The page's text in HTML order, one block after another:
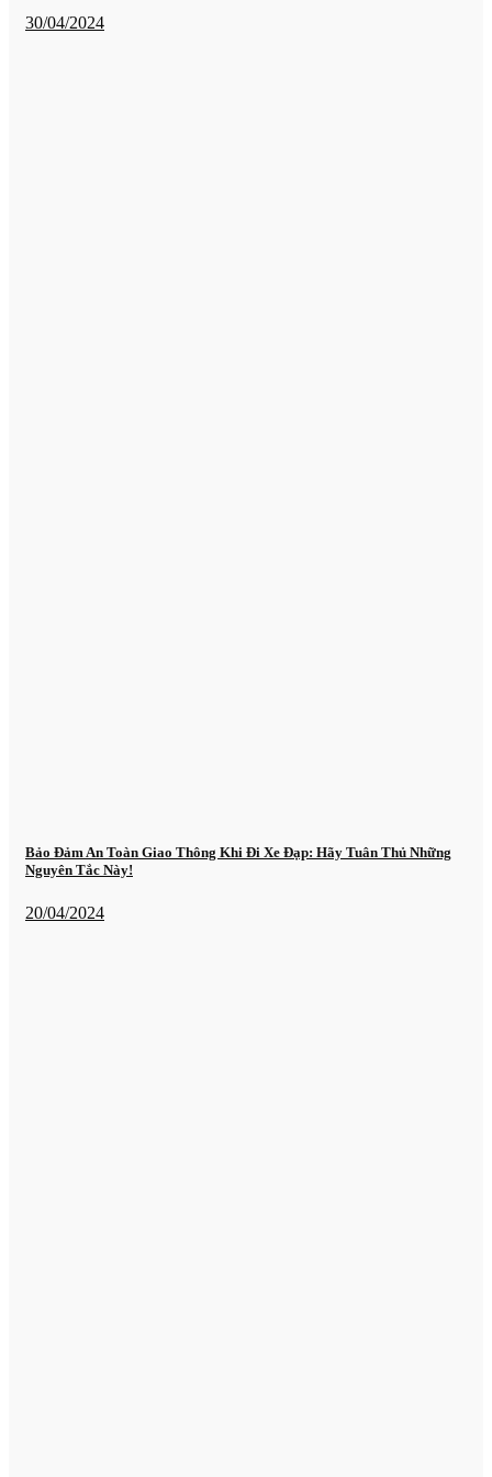
30/04/2024
Bảo Đảm An Toàn Giao Thông Khi Đi Xe Đạp: Hãy Tuân Thủ Những
Nguyên Tắc Này!
20/04/2024